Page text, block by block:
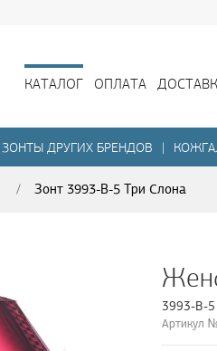
КАТАЛОГ ОПЛАТА
ЗОНТЫ ДРУГИХ БРЕНДОВ |
/ Зонт 3993-B-5 Три Слона
3993-B-5
Артикул